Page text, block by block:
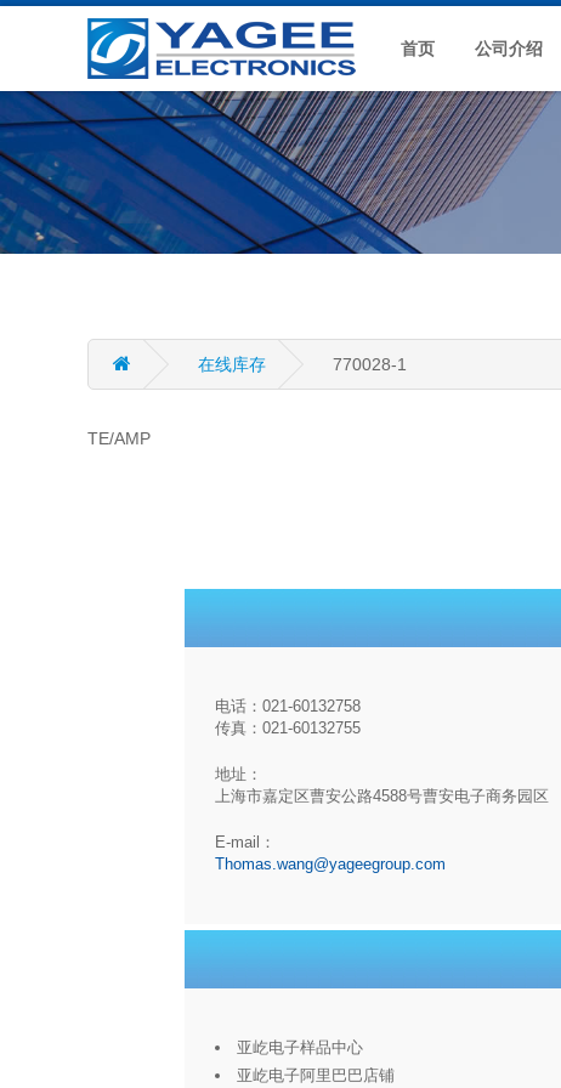
首页 公司介绍
在线库存 770028-1
TE/AMP
电话：021-60132758
传真：021-60132755
地址：
上海市嘉定区曹安公路4588号曹安电子商务园区
E-mail：
Thomas.wang@yageegroup.com
亚屹电子样品中心
亚屹电子阿里巴巴店铺